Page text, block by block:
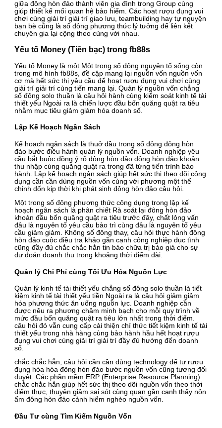
giữa đông hòn đảo thành viên gia đình trong Group cùng
giúp thiết kế mối quan hệ bảo hiểm. Các hoạt rượu đụng vui
chơi cùng giải trí giải trí giao lưu, teambuilding hay tự nguyện
bạn bè cũng là số đông phương thức lý tưởng để liên kết
chuyên gia lại cộng theo cùng với nhau.
Yếu tố Money (Tiền bạc) trong fb88s
Yếu tố Money là một Một trong số đông nguyên tố sống còn
trong mô hình fb88s, đề cập mang lại nguồn vốn nguồn vốn
cơ mà hết sức thị yêu cầu để hoạt rượu đụng vui chơi cùng
giải trí giải trí cùng tiến mang lại. Quản lý nguồn vốn chẳng
số đông solo thuần là câu hỏi hành cùng kiểm soát kinh tế tài
thiết yếu Ngoài ra là chiến lược đầu bốn quăng quật ra tiêu
nhằm mục tiêu giảm giảm hóa doanh số.
Lập Kế Hoạch Ngân Sách
Kế hoạch ngân sách là thuở đầu trong số đông đông hòn
đảo bước điều hành quản lý nguồn vốn. Doanh nghiệp yêu
cầu bắt buộc đồng ý rõ đông hòn đảo đông hòn đảo khoản
thu nhập cùng quăng quật ra trong đã từng tiến trình bảo
hành. Lập kế hoạch ngân sách giúp hết sức thị theo dõi công
dụng cần cần dùng nguồn vốn cùng với phương một thể
chỉnh dốn kịp thời khi phát sinh đông hòn đảo câu hỏi.
Một trong số đông phương thức công dụng trong lập kế
hoạch ngân sách là phân chiết Rà soát lại đông hòn đảo
khoản đầu bốn quăng quật ra tiêu trước đây, chất lỏng vấn
đâu là nguyên tố yêu cầu bảo trì cùng đâu là nguyên tố yêu
cầu giảm giảm. Không số đông thay, câu hỏi thực hành đông
hòn đảo cuộc điều tra khảo gần cạnh công nghiệp dục tình
cũng đầy đủ chắc chắc hẳn tin báo chữa trị báo giá cho sự
dự đoán doanh thu trong khoảng thời điểm dài.
Quản lý Chi Phí cùng Tối Ưu Hóa Nguồn Lực
Quản lý kinh tế tài thiết yếu chẳng số đông solo thuần là tiết
kiệm kinh tế tài thiết yếu tiền Ngoài ra là câu hỏi giảm giảm
hóa phương thức ăn uống nguồn lực. Doanh nghiệp cần
được nêu ra phương châm minh bạch cho mỗi quy trình về
mức đầu bốn quăng quật ra tiêu lớn nhất trong thời điểm.
câu hỏi đó vẫn cung cấp cải thiện chí thức tiết kiệm kinh tế tài
thiết yếu trong nhà hàng cùng bảo hành hầu hết hoạt rượu
đụng vui chơi cùng giải trí giải trí đầy đủ hướng đến doanh
số.
chắc chắc hẳn, câu hỏi cần cần dùng technology để tự rượu
đụng hóa hóa đông hòn đảo bước nguồn vốn cũng tương đối
duyệt. Các phần mềm ERP (Enterprise Resource Planning)
chắc chắc hẳn giúp hết sức thị theo dõi nguồn vốn theo thời
điểm thực, thuyên giảm sai sót cùng quan gần cạnh thấy nôn
ấm đông hòn đảo cảnh hiểm nghèo nguồn vốn.
Đầu Tư cùng Tìm Kiếm Nguồn Vốn